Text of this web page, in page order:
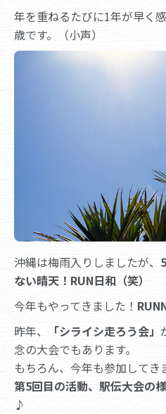
年を重ねるたびに1年が早く
歳です。（小声）
沖縄は梅雨入りしましたが、
ない晴天！RUN日和（笑）
今年もやってきました！
昨年、
「シライシ走ろう会」
念の大会でもあります。
もちろん、今年も参加して
第5回目の活動、駅伝大会の
♪